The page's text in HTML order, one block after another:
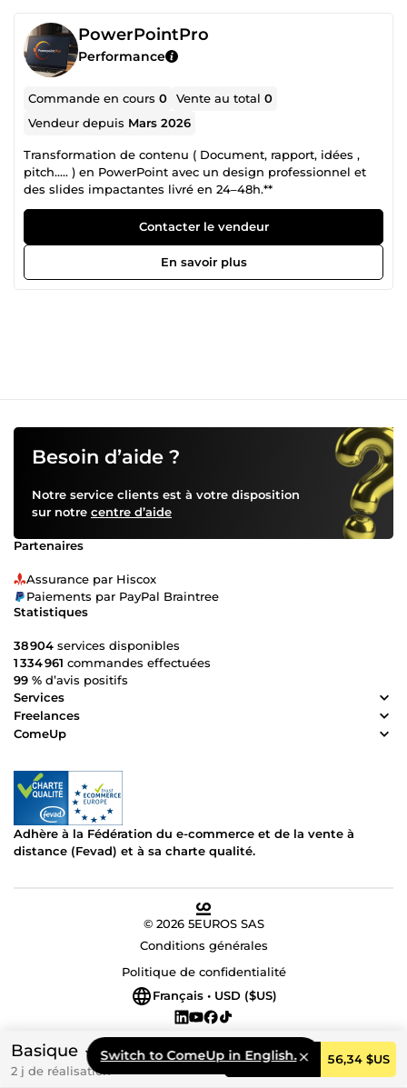
Basique
2 j de réalisation
Commander 56,34 $US
PowerPointPro
Performance
Commande en cours0 Vente au total0
Vendeur depuis Mars 2026
Transformation de contenu ( Document, rapport, idées ,
pitch..... ) en PowerPoint avec un design professionnel et
des slides impactantes livré en 24–48h.**
Contacter le vendeur
En savoir plus
Switch to ComeUp in English.
Besoin d’aide ?
Notre service clients est à votre disposition
sur notre centre d’aide
Partenaires
Assurance par Hiscox
Paiements par PayPal Braintree
Statistiques
38 904 services disponibles
1 334 961 commandes effectuées
99 % d’avis positifs
Services
Freelances
ComeUp
Adhère à la Fédération du e-commerce et de la vente à
distance (Fevad) et à sa charte qualité.
© 2026 5EUROS SAS
Conditions générales
Politique de confidentialité
Français • USD ($US)